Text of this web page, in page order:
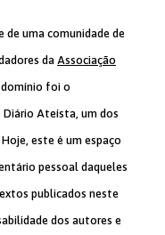
de uma comunidade de
daAssociação
domínio foi o
Ateísta, um dos
este é um espaço
pessoal daqueles
publicados neste
dos autores e